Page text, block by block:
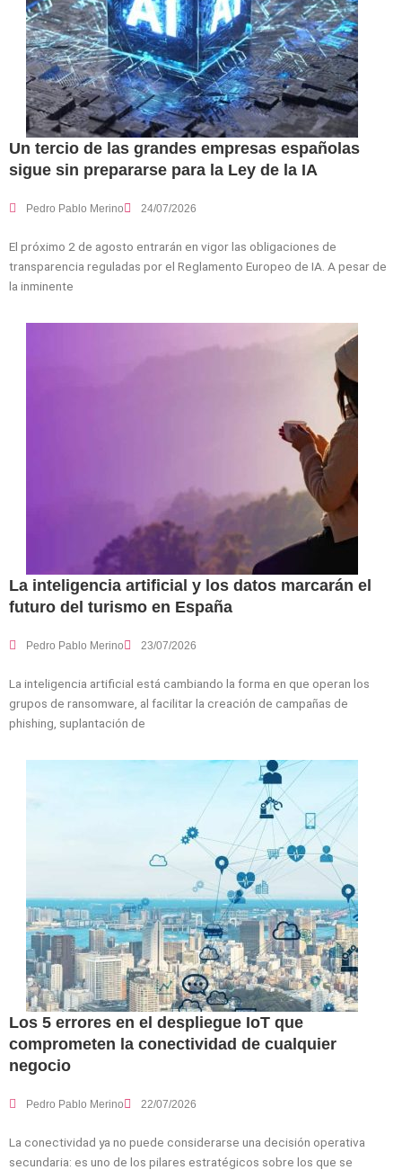
Un tercio de las grandes empresas españolas
sigue sin prepararse para la Ley de la IA
Pedro Pablo Merino 24/07/2026
El próximo 2 de agosto entrarán en vigor las obligaciones de
transparencia reguladas por el Reglamento Europeo de IA. A pesar de
la inminente
La inteligencia artificial y los datos marcarán el
futuro del turismo en España
Pedro Pablo Merino 23/07/2026
La inteligencia artificial está cambiando la forma en que operan los
grupos de ransomware, al facilitar la creación de campañas de
phishing, suplantación de
Los 5 errores en el despliegue IoT que
comprometen la conectividad de cualquier
negocio
Pedro Pablo Merino 22/07/2026
La conectividad ya no puede considerarse una decisión operativa
secundaria: es uno de los pilares estratégicos sobre los que se